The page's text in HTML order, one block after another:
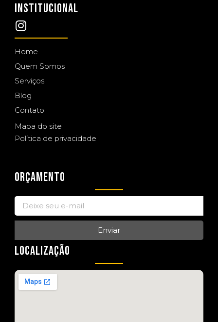
INSTITUCIONAL
Home
Quem Somos
Serviços
Blog
Contato
Mapa do site
Política de privacidade
ORÇAMENTO
Enviar
LOCALIZAÇÃO